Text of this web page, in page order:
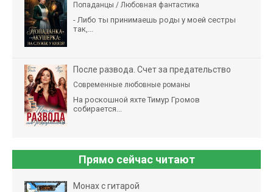
Попаданцы / Любовная фантастика
- Либо ты принимаешь роды у моей сестры
так,...
После развода. Счет за предательство
Современные любовные романы
На роскошной яхте Тимур Громов
собирается...
Прямо сейчас читают
Монах с гитарой